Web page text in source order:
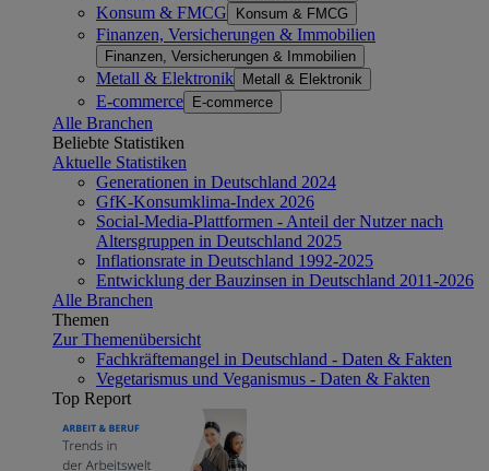
Konsum & FMCG Konsum & FMCG
Finanzen, Versicherungen & Immobilien
Finanzen, Versicherungen & Immobilien
Metall & Elektronik Metall & Elektronik
E-commerce E-commerce
Alle Branchen
Beliebte Statistiken
Aktuelle Statistiken
Generationen in Deutschland 2024
GfK-Konsumklima-Index 2026
Social-Media-Plattformen - Anteil der Nutzer nach
Altersgruppen in Deutschland 2025
Inflationsrate in Deutschland 1992-2025
Entwicklung der Bauzinsen in Deutschland 2011-2026
Alle Branchen
Themen
Zur Themenübersicht
Fachkräftemangel in Deutschland - Daten & Fakten
Vegetarismus und Veganismus - Daten & Fakten
Top Report